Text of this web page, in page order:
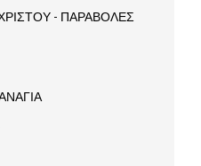
- ΠΑΡΑΒΟΛΕΣ